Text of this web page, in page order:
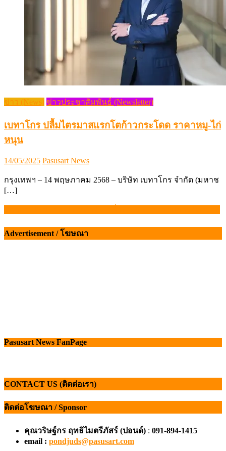
ข่าว (News) ข่าวประชาสัมพันธ์ (Newsletter)
เบทาโกร ปลื้มไตรมาสแรกโตก้าวกระโดด ราคาหมู-ไก่
หนุน
Posted
14/05/2025 Author
Pasusart News
กรุงเทพฯ – 14 พฤษภาคม 2568 – บริษัท เบทาโกร จำกัด (มหาช
[…]
แนะแนว
เรื่อง
Advertisement / โฆษณา
Pasusart News FanPage
CONTACT US (ติดต่อเรา)
ติดต่อโฆษณา / Sponsor
คุณวริษฐ์กร ฤทธิไมตรีภัสร์ (ปอนด์) : 091-894-1415
email : pondjuds@pasusart.com